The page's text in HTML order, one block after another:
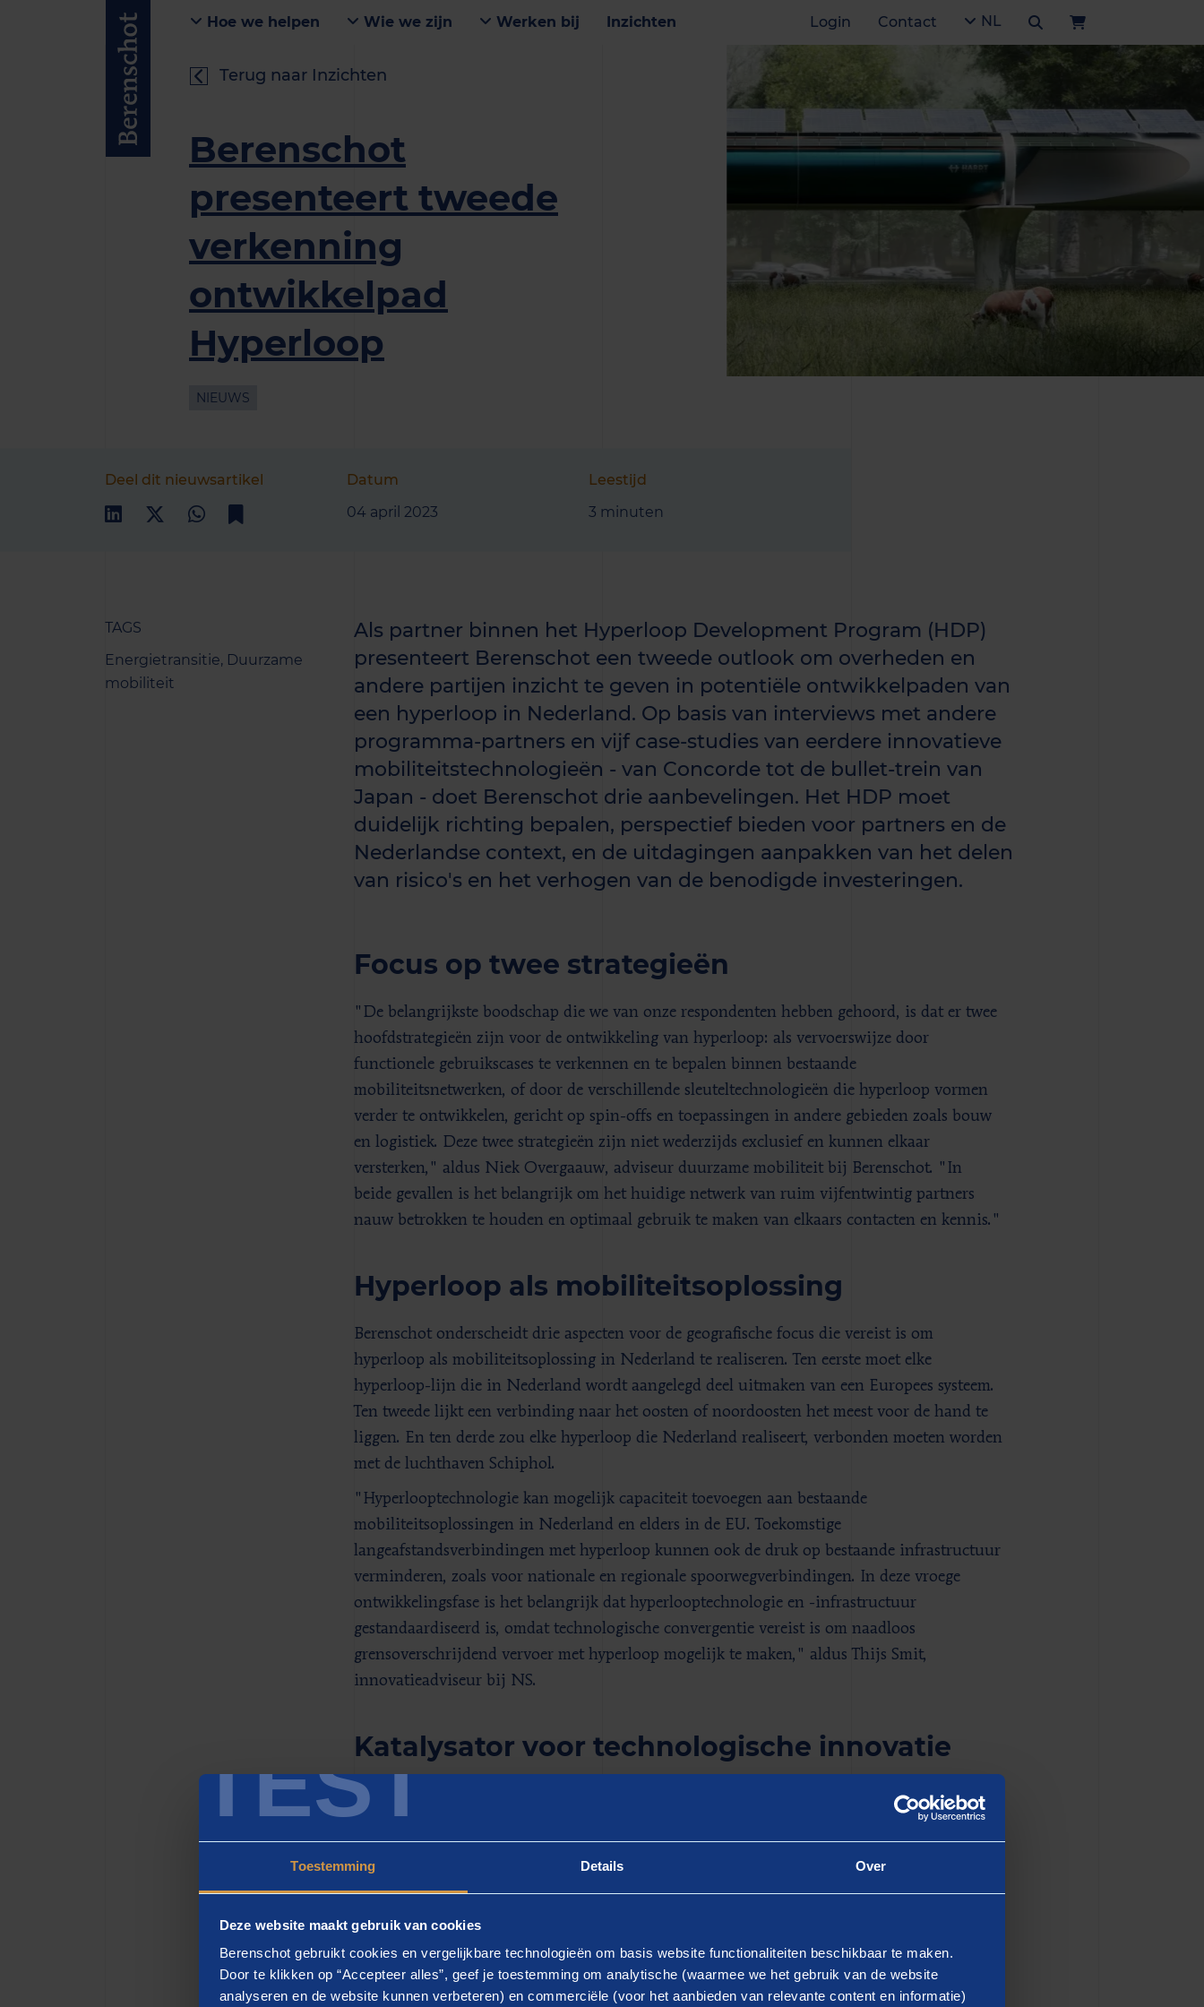
TEST
Toestemming Details Over
Deze website maakt gebruik van cookies
Berenschot gebruikt cookies en vergelijkbare technologieën om basis website functionaliteiten beschikbaar te maken.
Door te klikken op “Accepteer alles”, geef je toestemming om analytische (waarmee we het gebruik van de website
analyseren en de website kunnen verbeteren) en commerciële (voor het aanbieden van relevante content en informatie)
Hoe we helpen Wie we zijn Werken bij Inzichten Login Contact NL
Terug naar Inzichten
Berenschot
presenteert tweede
verkenning
ontwikkelpad
Hyperloop
NIEUWS
Deel dit nieuwsartikel
Datum
04 april 2023
Leestijd
3 minuten
TAGS
Energietransitie, Duurzame
mobiliteit
Als partner binnen het Hyperloop Development Program (HDP)
presenteert Berenschot een tweede outlook om overheden en
andere partijen inzicht te geven in potentiële ontwikkelpaden van
een hyperloop in Nederland. Op basis van interviews met andere
programma-partners en vijf case-studies van eerdere innovatieve
mobiliteitstechnologieën - van Concorde tot de bullet-trein van
Japan - doet Berenschot drie aanbevelingen. Het HDP moet
duidelijk richting bepalen, perspectief bieden voor partners en de
Nederlandse context, en de uitdagingen aanpakken van het delen
van risico's en het verhogen van de benodigde investeringen.
Focus op twee strategieën
"De belangrijkste boodschap die we van onze respondenten hebben gehoord, is dat er twee
hoofdstrategieën zijn voor de ontwikkeling van hyperloop: als vervoerswijze door
functionele gebruikscases te verkennen en te bepalen binnen bestaande
mobiliteitsnetwerken, of door de verschillende sleuteltechnologieën die hyperloop vormen
verder te ontwikkelen, gericht op spin-offs en toepassingen in andere gebieden zoals bouw
en logistiek. Deze twee strategieën zijn niet wederzijds exclusief en kunnen elkaar
versterken," aldus Niek Overgaauw, adviseur duurzame mobiliteit bij Berenschot. "In
beide gevallen is het belangrijk om het huidige netwerk van ruim vijfentwintig partners
nauw betrokken te houden en optimaal gebruik te maken van elkaars contacten en kennis."
Hyperloop als mobiliteitsoplossing
Berenschot onderscheidt drie aspecten voor de geografische focus die vereist is om
hyperloop als mobiliteitsoplossing in Nederland te realiseren. Ten eerste moet elke
hyperloop-lijn die in Nederland wordt aangelegd deel uitmaken van een Europees systeem.
Ten tweede lijkt een verbinding naar het oosten of noordoosten het meest voor de hand te
liggen. En ten derde zou elke hyperloop die Nederland realiseert, verbonden moeten worden
met de luchthaven Schiphol.
"Hyperlooptechnologie kan mogelijk capaciteit toevoegen aan bestaande
mobiliteitsoplossingen in Nederland en elders in de EU. Toekomstige
langeafstandsverbindingen met hyperloop kunnen ook de druk op bestaande infrastructuur
verminderen, zoals voor nationale en regionale spoorwegverbindingen. In deze vroege
ontwikkelingsfase is het belangrijk dat hyperlooptechnologie en -infrastructuur
gestandaardiseerd is, omdat technologische convergentie vereist is om naadloos
grensoverschrijdend vervoer met hyperloop mogelijk te maken," aldus Thijs Smit,
innovatieadviseur bij NS.
Katalysator voor technologische innovatie
“Hyperloop kan alleen worden gerealiseerd door samen te werken met publieke en private
partners, ook in Europees verband. Het HDP richt zich daarvoor op de coördinatie voor
hyperloopontwikkeling tussen verschillende landen die interesse hebben om van deze
innovatie werk te maken,” benadrukt Coen de Ronde, directeur van het HDP.
leiden tot innovatieve spin-off technologieën die waarde kunnen hebben in andere
toepassingen. Hyperloop is ook een unieke set technologische innovaties en HDP zou meer
nadruk kunnen leggen op dit aspect, inclusief het duidelijk benadrukken van deze